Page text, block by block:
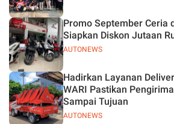
AUTONEWS
Promo September Ceria
Siapkan Diskon Jutaan
AUTONEWS
Hadirkan Layanan
WARI Pastikan
Sampai Tujuan